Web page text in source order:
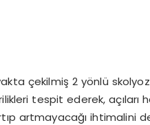
çekilmiş 2 yönlü
tespit ederek, açıları
artmayacağı ihtimalini